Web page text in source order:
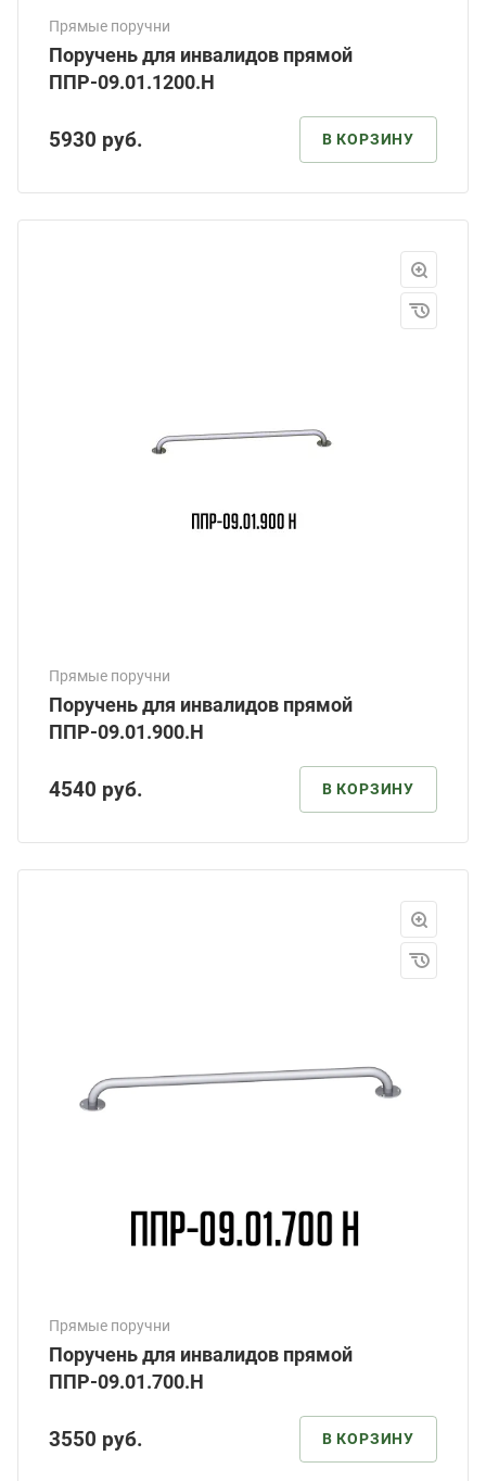
Прямые поручни
Поручень для инвалидов прямой
ППР-09.01.1200.Н
5930 руб. В КОРЗИНУ
Прямые поручни
Поручень для инвалидов прямой
ППР-09.01.900.Н
4540 руб. В КОРЗИНУ
Прямые поручни
Поручень для инвалидов прямой
ППР-09.01.700.Н
3550 руб. В КОРЗИНУ